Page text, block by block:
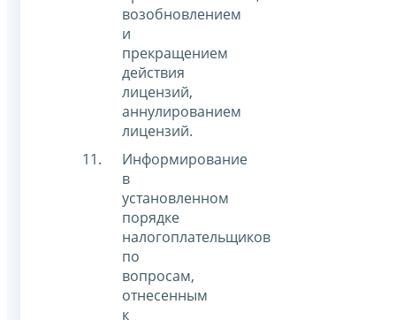
возобновлением
и
прекращением
действия
лицензий,
аннулированием
лицензий.
Информирование
в
установленном
порядке
налогоплательщиков
по
вопросам,
отнесенным
к